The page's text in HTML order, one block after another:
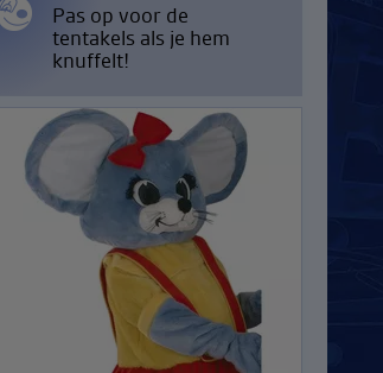
Pas op voor de
tentakels als je hem
knuffelt!